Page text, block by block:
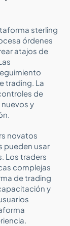
sterling
órdenes
atajos de
trading. La
de
y
novatos
pueden usar
Los traders
complejas
de trading
y